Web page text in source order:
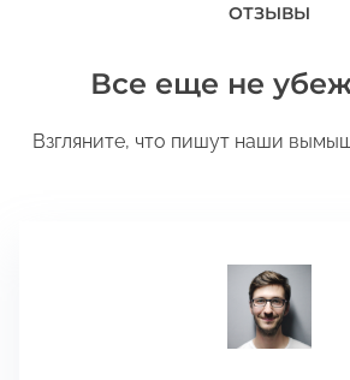
ОТЗЫВЫ
Все еще не
Взгляните, что пишут наши